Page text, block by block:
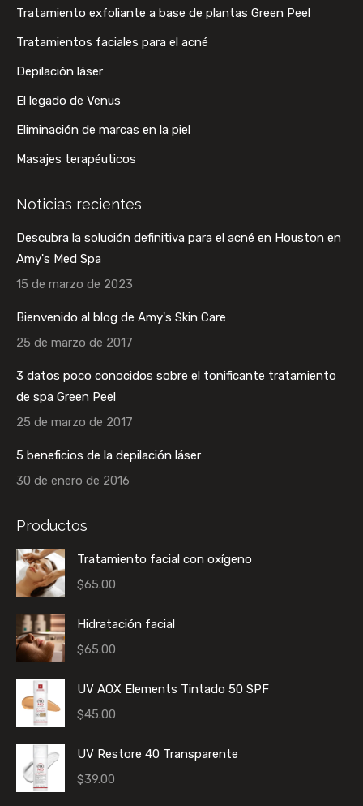
en
una
nueva
en
una
en
una
en
una
Tratamiento exfoliante a base de plantas Green Peel
Tratamientos faciales para el acné
Depilación láser
El legado de Venus
Eliminación de marcas en la piel
Masajes terapéuticos
Noticias recientes
Descubra la solución definitiva para el acné en Houston en
Amy's Med Spa
15 de marzo de 2023
Bienvenido al blog de Amy's Skin Care
25 de marzo de 2017
3 datos poco conocidos sobre el tonificante tratamiento
de spa Green Peel
25 de marzo de 2017
5 beneficios de la depilación láser
30 de enero de 2016
Productos
Tratamiento facial con oxígeno
$65.00
Hidratación facial
$65.00
UV AOX Elements Tintado 50 SPF
$45.00
UV Restore 40 Transparente
$39.00